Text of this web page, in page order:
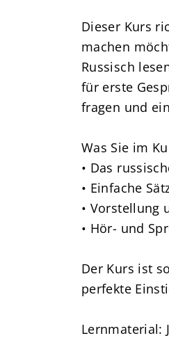
Dieser Kurs
machen
Russisch
für erste
fragen und
Was Sie im
• Das
• Einfache
• Vorstellung
• Hör- und
Der Kurs ist
perfekte
Lernmaterial: